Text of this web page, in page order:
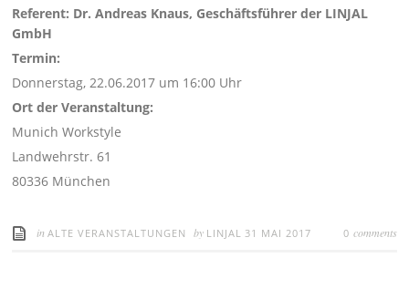
Referent: Dr. Andreas Knaus, Geschäftsführer der LINJAL
GmbH
Termin:
Donnerstag, 22.06.2017 um 16:00 Uhr
Ort der Veranstaltung:
Munich Workstyle
Landwehrstr. 61
80336 München
inALTE VERANSTALTUNGEN by LINJAL 31 MAI 2017 0 comments